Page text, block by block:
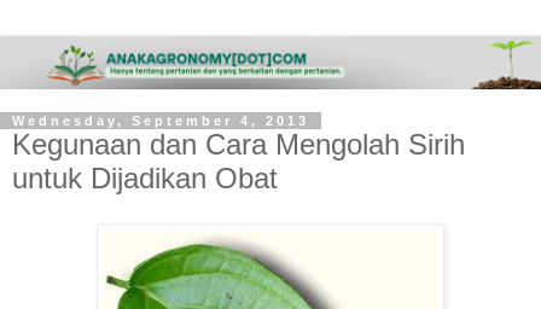
Wednesday, September 4, 2013
Kegunaan dan Cara Mengolah Sirih
untuk Dijadikan Obat